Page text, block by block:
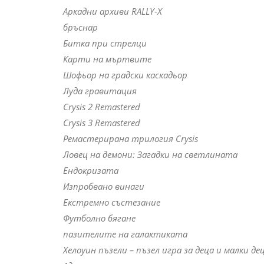
Аркадни архиви RALLY-X
бръснар
Битка при стрелци
Карти на мъртвите
Шофьор на градски каскадьор
Луда гравитация
Crysis 2 Remastered
Crysis 3 Remastered
Ремастерирана трилогия Crysis
Ловец на демони: Загадки на светлината
Ендокризата
Изпробвано винаги
Екстремно състезание
Футболно бягане
пазителите на галактиката
Хелоуин пъзели – пъзел игра за деца и малки